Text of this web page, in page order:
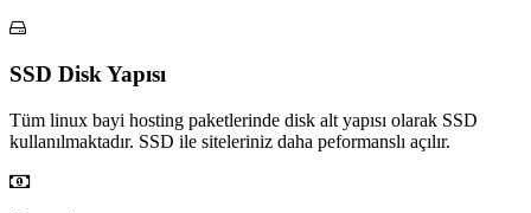
SSD Disk Yapısı
Tüm linux bayi hosting paketlerinde disk alt yapısı olarak SSD
kullanılmaktadır. SSD ile siteleriniz daha peformanslı açılır.